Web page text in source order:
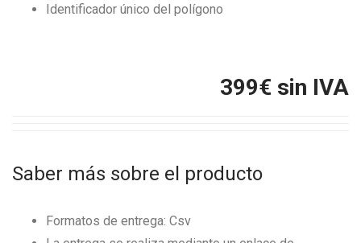
Identificador único del polígono
399€ sin IVA
Saber más sobre el producto
Formatos de entrega: Csv